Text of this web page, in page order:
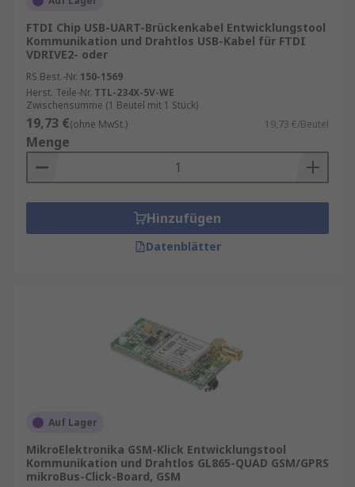
FTDI Chip USB-UART-Brückenkabel Entwicklungstool
Kommunikation und Drahtlos USB-Kabel für FTDI
VDRIVE2- oder
RS Best.-Nr. 150-1569
Herst. Teile-Nr. TTL-234X-5V-WE
Zwischensumme (1 Beutel mit 1 Stück)
19,73 €(ohne MwSt.) 19,73 €/Beutel
Menge
Hinzufügen
Datenblätter
Auf Lager
MikroElektronika GSM-Klick Entwicklungstool
Kommunikation und Drahtlos GL865-QUAD GSM/GPRS
mikroBus-Click-Board, GSM